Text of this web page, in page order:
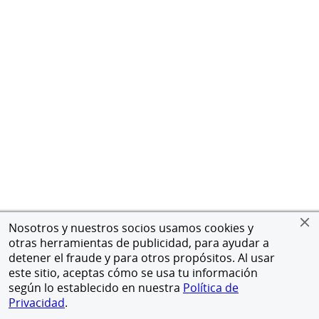
Nosotros y nuestros socios usamos cookies y
otras herramientas de publicidad, para ayudar a
detener el fraude y para otros propósitos. Al usar
este sitio, aceptas cómo se usa tu información
según lo establecido en nuestra Política de
Privacidad.